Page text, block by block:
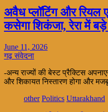
अवैध प्लॉटिंग और रियल
कसेगा शिकंजा, रेरा में बड़े
June 11, 2026
गढ़ संवेदना
-अन्य राज्यों की बेस्ट प्रैक्टिस
और शिकायत निस्तारण होगा और
other Politics Uttarakhand